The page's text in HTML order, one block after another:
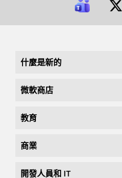
什麼是新的
微軟商店
教育
商業
開發人員和 IT